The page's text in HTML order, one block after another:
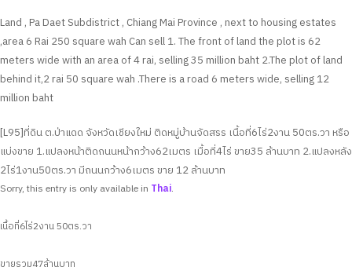
Land , Pa Daet Subdistrict , Chiang Mai Province , next to housing estates
,area 6 Rai 250 square wah Can sell 1. The front of land the plot is 62
meters wide with an area of 4 rai, selling 35 million baht 2.The plot of land
behind it,2 rai 50 square wah .There is a road 6 meters wide, selling 12
million baht
[L95]ที่ดิน ต.ป่าแดด จังหวัดเชียงใหม่ ติดหมู่บ้านจัดสรร เนื้อที่6ไร่2งาน 50ตร.วา หรือ
แบ่งขาย 1.แปลงหน้าติดถนนหน้ากว้าง62เมตร เมื้อที่4ไร่ ขาย35 ล้านบาท 2.แปลงหลัง
2ไร่1งาน50ตร.วา มีถนนกว้าง6เมตร ขาย 12 ล้านบาท
Sorry, this entry is only available in Thai.
เนื้อที่6ไร่2งาน 50ตร.วา
ขายรวม47ล้านบาท